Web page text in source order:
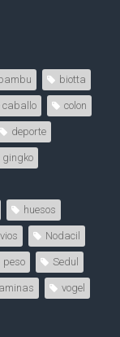
biotta
caballo colon
deporte
gingko
huesos
Nodacil
peso Sedul
vogel